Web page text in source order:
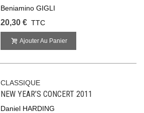
Beniamino GIGLI
20,30 € TTC
Ajouter Au Panier
CLASSIQUE
NEW YEAR’S CONCERT 2011
Daniel HARDING